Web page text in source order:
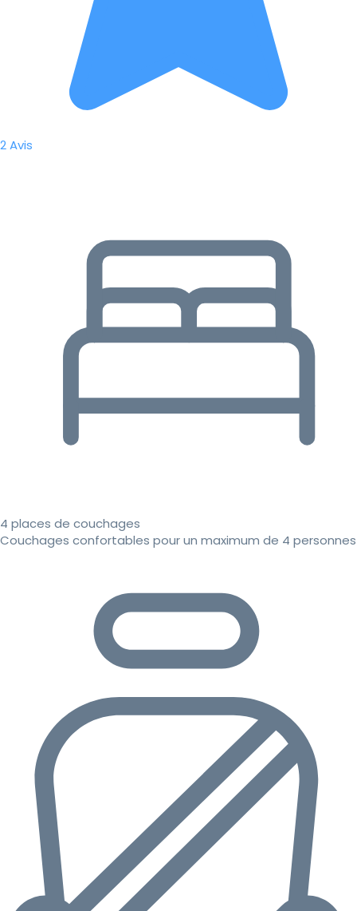
2 Avis
4 places de couchages
Couchages confortables pour un maximum de 4 personnes